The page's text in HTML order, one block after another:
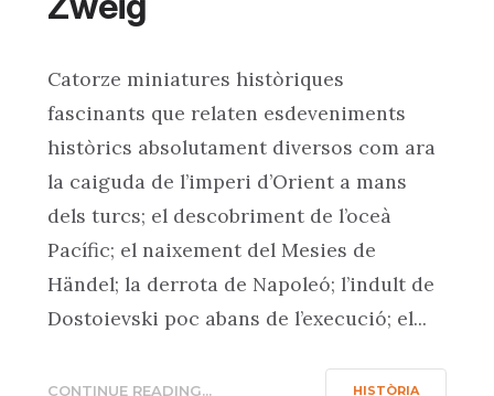
Catorze miniatures històriques
fascinants que relaten esdeveniments
històrics absolutament diversos com ara
la caiguda de l’imperi d’Orient a mans
dels turcs; el descobriment de l’oceà
Pacífic; el naixement del Mesies de
Händel; la derrota de Napoleó; l’indult de
Dostoievski poc abans de l’execució; el...
CONTINUE READING... HISTÒRIA